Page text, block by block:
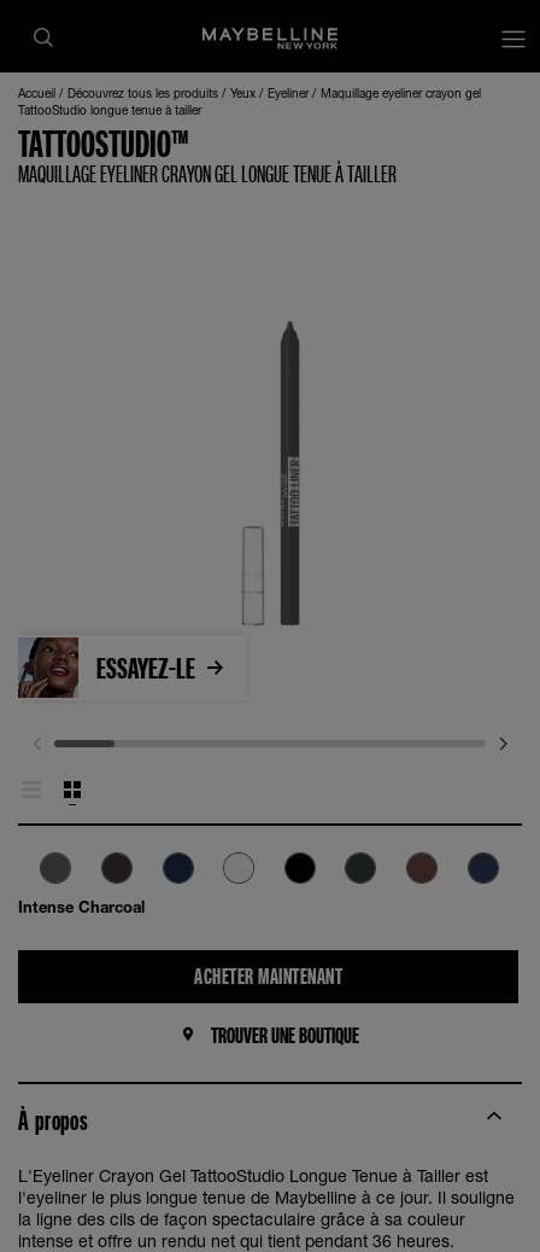
Accueil Découvrez tous les produits Yeux Eyeliner
Maquillage eyeliner crayon gel
TattooStudio longue tenue à tailler
TATTOOSTUDIO™
MAQUILLAGE EYELINER CRAYON GEL LONGUE TENUE À TAILLER
Intense Charcoal
ESSAYEZ-LE
ACHETER MAINTENANT
TROUVER UNE BOUTIQUE
À propos
L'Eyeliner Crayon Gel TattooStudio Longue Tenue à Tailler est
l'eyeliner le plus longue tenue de Maybelline à ce jour. Il souligne
la ligne des cils de façon spectaculaire grâce à sa couleur
intense et offre un rendu net qui tient pendant 36 heures.